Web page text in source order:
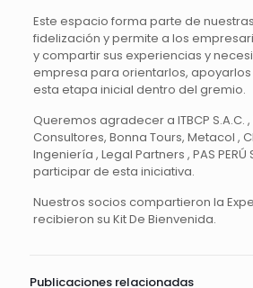
Este espacio forma parte de
fidelización y permite a los
y compartir sus experiencias y
empresa para orientarlos,
esta etapa inicial dentro del gremio.
Queremos agradecer a ITBCP S.A.C. ,
Consultores, Bonna Tours, Metacol ,
Ingeniería , Legal Partners , PAS PERÚ
participar de esta iniciativa.
Nuestros socios compartieron la
recibieron su Kit De Bienvenida.
Publicaciones relacionadas